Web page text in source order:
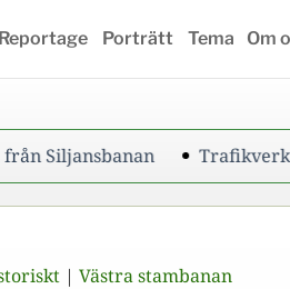
Reportage Porträtt Tema Om
Trafikverket
| Västra stambanan